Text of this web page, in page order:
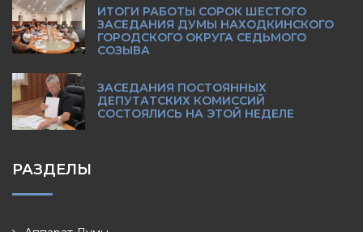
ИТОГИ РАБОТЫ СОРОК ШЕСТОГО
ЗАСЕДАНИЯ ДУМЫ НАХОДКИНСКОГО
ГОРОДСКОГО ОКРУГА СЕДЬМОГО
СОЗЫВА
ЗАСЕДАНИЯ ПОСТОЯННЫХ
ДЕПУТАТСКИХ КОМИССИЙ
СОСТОЯЛИСЬ НА ЭТОЙ НЕДЕЛЕ
РАЗДЕЛЫ